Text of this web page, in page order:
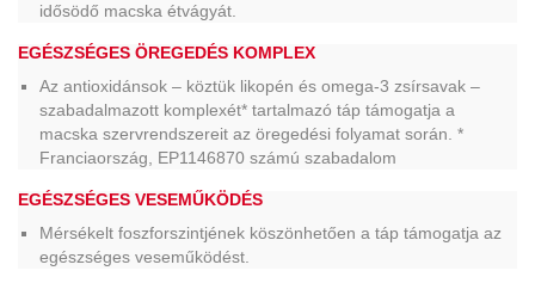
idősödő macska étvágyát.
EGÉSZSÉGES ÖREGEDÉS KOMPLEX
Az antioxidánsok – köztük likopén és omega-3 zsírsavak –
szabadalmazott komplexét* tartalmazó táp támogatja a
macska szervrendszereit az öregedési folyamat során. *
Franciaország, EP1146870 számú szabadalom
EGÉSZSÉGES VESEMŰKÖDÉS
Mérsékelt foszforszintjének köszönhetően a táp támogatja az
egészséges veseműködést.